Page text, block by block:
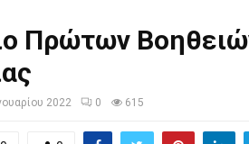
Πρώτων
2022 0 615